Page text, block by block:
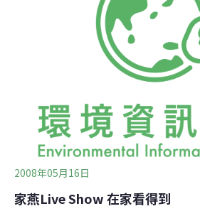
夜的現象，從5月下旬至9月中旬，7
期。 可能受地球暖化影響，今年家
旬才開始，以省北路、恆公路、恆西
天約有2萬隻，今年鄰近滿州鄉也出
榮說，觀賞家燕的時間是傍晚時分。
家燕棲息的間隔距離約10公分。翌
批一批的飛離。
2008年05月16日
家燕Live Show 在家看得到